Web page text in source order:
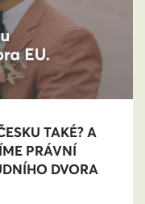
TAKÉ? A
PRÁVNÍ
DVORA